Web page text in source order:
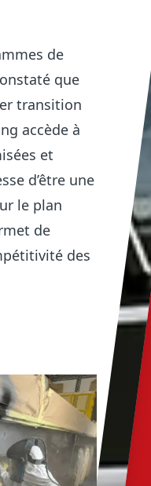
de
que
transition
accède à
et
d’être une
le plan
de
des